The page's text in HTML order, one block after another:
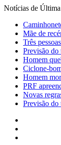
Notícias de
Mãe de
Três
Previsão do
Homem
Ciclone-
Homem
PRF
Novas
Previsão do